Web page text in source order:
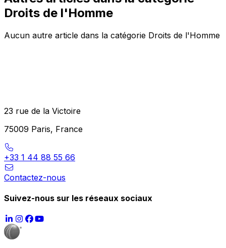
Droits de l'Homme
Aucun autre article dans la catégorie Droits de l'Homme
23 rue de la Victoire
75009 Paris, France
+33 1 44 88 55 66
Contactez-nous
Suivez-nous sur les réseaux sociaux